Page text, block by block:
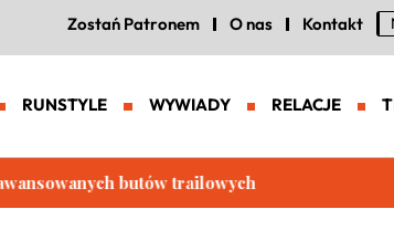
Zostań Patronem O nas Kontakt
RUNSTYLE WYWIADY RELACJE
w lipcu | Czy warto tu trenować?